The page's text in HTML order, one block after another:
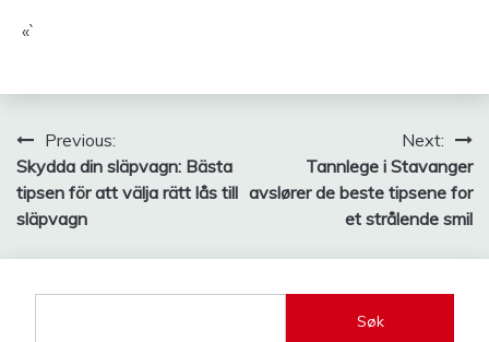
«`
Innleggsnavigasjon
Previous:
Skydda din släpvagn: Bästa
tipsen för att välja rätt lås till
släpvagn
Next:
Tannlege i Stavanger
avslører de beste tipsene for
et strålende smil
Søk